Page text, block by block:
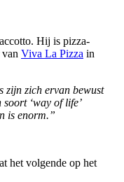
Hij is pizza-
Viva La Pizza in
zijn zich ervan bewust
‘way of life’
is enorm.”
het volgende op het